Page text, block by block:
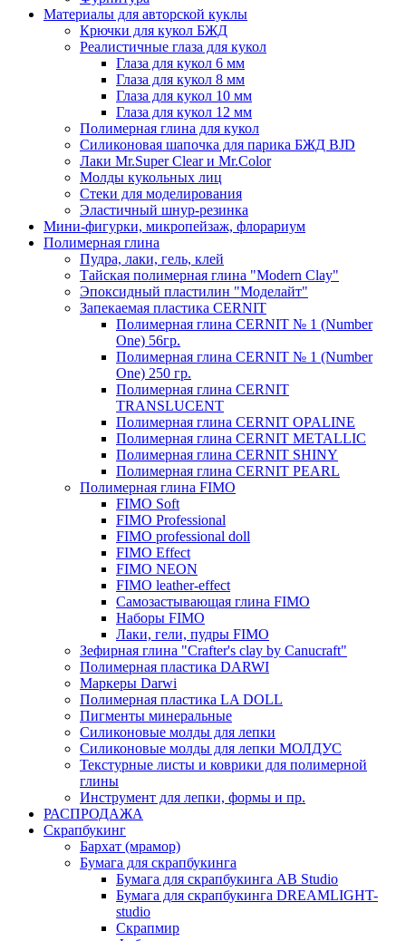
Материалы для авторской куклы
Крючки для кукол БЖД
Реалистичные глаза для кукол
Глаза для кукол 6 мм
Глаза для кукол 8 мм
Глаза для кукол 10 мм
Глаза для кукол 12 мм
Полимерная глина для кукол
Силиконовая шапочка для парика БЖД BJD
Лаки Mr.Super Clear и Mr.Color
Молды кукольных лиц
Стеки для моделирования
Эластичный шнур-резинка
Мини-фигурки, микропейзаж, флорариум
Полимерная глина
Пудра, лаки, гель, клей
Тайская полимерная глина "Modern Clay"
Эпоксидный пластилин "Моделайт"
Запекаемая пластика CERNIT
Полимерная глина CERNIT № 1 (Number
One) 56гр.
Полимерная глина CERNIT № 1 (Number
One) 250 гр.
Полимерная глина CERNIT
TRANSLUCENT
Полимерная глина CERNIT OPALINE
Полимерная глина CERNIT METALLIC
Полимерная глина CERNIT SHINY
Полимерная глина CERNIT PEARL
Полимерная глина FIMO
FIMO Soft
FIMO Professional
FIMO professional doll
FIMO Effect
FIMO NEON
FIMO leather-effect
Самозастывающая глина FIMO
Наборы FIMO
Лаки, гели, пудры FIMO
Зефирная глина "Crafter's clay by Canucraft"
Полимерная пластика DARWI
Маркеры Darwi
Полимерная пластика LA DOLL
Пигменты минеральные
Силиконовые молды для лепки
Силиконовые молды для лепки МОЛДУС
Текстурные листы и коврики для полимерной
глины
Инструмент для лепки, формы и пр.
РАСПРОДАЖА
Скрапбукинг
Бархат (мрамор)
Бумага для скрапбукинга
Бумага для скрапбукинга AB Studio
Бумага для скрапбукинга DREAMLIGHT-
studio
Скрапмир